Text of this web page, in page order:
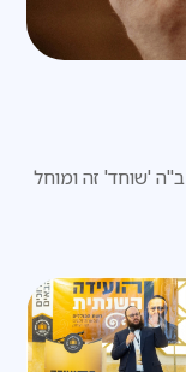
'שוחד' זה ומוחל